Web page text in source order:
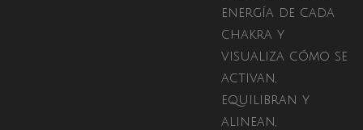
energía de cada
chakra y
visualiza cómo se
activan,
equilibran y
alinean,